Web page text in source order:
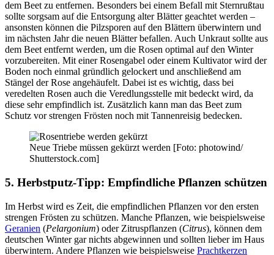
dem Beet zu entfernen. Besonders bei einem Befall mit Sternrußtau
sollte sorgsam auf die Entsorgung alter Blätter geachtet werden –
ansonsten können die Pilzsporen auf den Blättern überwintern und
im nächsten Jahr die neuen Blätter befallen. Auch Unkraut sollte aus
dem Beet entfernt werden, um die Rosen optimal auf den Winter
vorzubereiten. Mit einer Rosengabel oder einem Kultivator wird der
Boden noch einmal gründlich gelockert und anschließend am
Stängel der Rose angehäufelt. Dabei ist es wichtig, dass bei
veredelten Rosen auch die Veredlungsstelle mit bedeckt wird, da
diese sehr empfindlich ist. Zusätzlich kann man das Beet zum
Schutz vor strengen Frösten noch mit Tannenreisig bedecken.
Neue Triebe müssen gekürzt werden [Foto: photowind/
Shutterstock.com]
5. Herbstputz-Tipp: Empfindliche Pflanzen schützen
Im Herbst wird es Zeit, die empfindlichen Pflanzen vor den ersten
strengen Frösten zu schützen. Manche Pflanzen, wie beispielsweise
Geranien (Pelargonium) oder Zitruspflanzen (Citrus), können dem
deutschen Winter gar nichts abgewinnen und sollten lieber im Haus
überwintern. Andere Pflanzen wie beispielsweise Prachtkerzen